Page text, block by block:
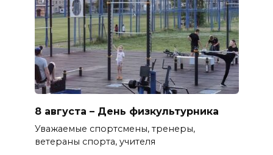
8 августа – День физкультурника
Уважаемые спортсмены, тренеры,
ветераны спорта, учителя